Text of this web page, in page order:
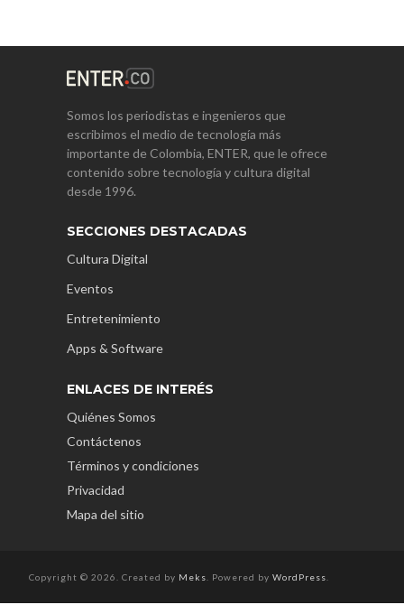
Somos los periodistas e ingenieros que
escribimos el medio de tecnología más
importante de Colombia, ENTER, que le ofrece
contenido sobre tecnología y cultura digital
desde 1996.
SECCIONES DESTACADAS
Cultura Digital
Eventos
Entretenimiento
Apps & Software
ENLACES DE INTERÉS
Quiénes Somos
Contáctenos
Términos y condiciones
Privacidad
Mapa del sitio
Copyright © 2026. Created by Meks . Powered by WordPress